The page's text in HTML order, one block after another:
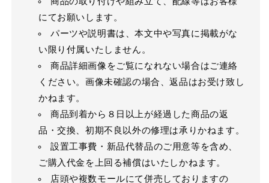
にてお願いします。
パーツや説明書は、本文中や写真に掲載がな
い限り付属いたしません。
商品詳細画像をご覧になれない場合はご連絡
ください。画像未確認の場合、返品はお受け致し
かねます。
商品到着から８日以上が経過した商品の返
品・交換、初期不良以外の修理は承りかねます。
設置工事費・新品代替品のご用意等を含め、
ご購入代金を上回る補償はいたしかねます。
店頭や複数モールにて併売しておりますの